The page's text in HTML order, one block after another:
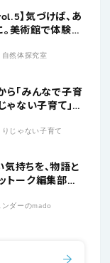
】気づけば、あ
美術館で体験し
大人のやさしい
自然体探究室
ら「みんなで子育
ゃない子育て」
NPO法人ウィー
りじゃない子育て
持ちを、物語と
トーク編集部が
場｜ジェンダー
ンダーのmado